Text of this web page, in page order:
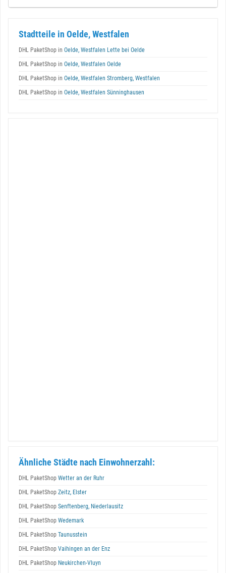
Stadtteile in Oelde, Westfalen
DHL PaketShop in Oelde, Westfalen Lette bei Oelde
DHL PaketShop in Oelde, Westfalen Oelde
DHL PaketShop in Oelde, Westfalen Stromberg, Westfalen
DHL PaketShop in Oelde, Westfalen Sünninghausen
Ähnliche Städte nach Einwohnerzahl:
DHL PaketShop Wetter an der Ruhr
DHL PaketShop Zeitz, Elster
DHL PaketShop Senftenberg, Niederlausitz
DHL PaketShop Wedemark
DHL PaketShop Taunusstein
DHL PaketShop Vaihingen an der Enz
DHL PaketShop Neukirchen-Vluyn